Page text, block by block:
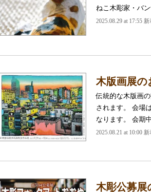
ねこ木彫家・バ
2025.08.29 at 17:55 新
木版画展
伝統的な木版画
されます。 会場
なります。 会期
2025.08.21 at 10:00 新
木彫公募